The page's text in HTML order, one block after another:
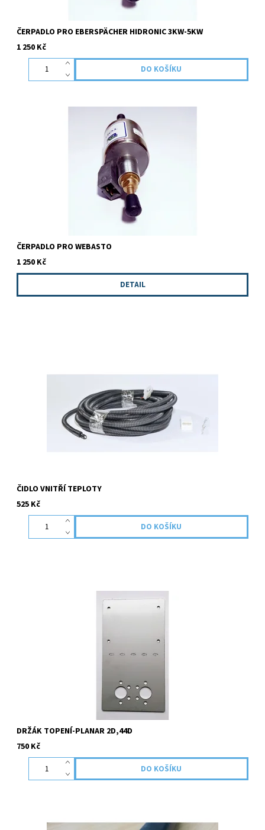
ČERPADLO PRO EBERSPÄCHER HIDRONIC 3KW-5KW
1 250 Kč
Ekonomická náhrada originálního čerpadla pro systémy
WEBASTO. Kvalita a spolehlivost je zaručena.
ČERPADLO PRO WEBASTO
1 250 Kč
DETAIL
zapíná topení při poklesu teploty -5°C k...
ČIDLO VNITŘÍ TEPLOTY
525 Kč
Tento držák slouží k uchycení PLANAR 2D,44D.
DRŽÁK TOPENÍ-PLANAR 2D,44D
750 Kč